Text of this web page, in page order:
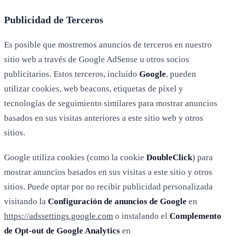
Publicidad de Terceros
Es posible que mostremos anuncios de terceros en nuestro
sitio web a través de Google AdSense u otros socios
publicitarios. Estos terceros, incluido Google, pueden
utilizar cookies, web beacons, etiquetas de píxel y
tecnologías de seguimiento similares para mostrar anuncios
basados en sus visitas anteriores a este sitio web y otros
sitios.
Google utiliza cookies (como la cookie DoubleClick) para
mostrar anuncios basados en sus visitas a este sitio y otros
sitios. Puede optar por no recibir publicidad personalizada
visitando la Configuración de anuncios de Google en
https://adssettings.google.com o instalando el Complemento
de Opt-out de Google Analytics en